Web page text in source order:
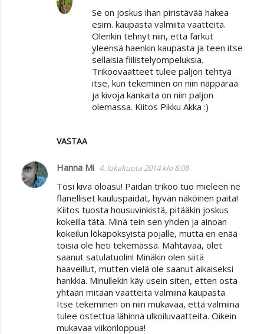
VASTAA
Se on joskus ihan piristävää hakea
esim. kaupasta valmiita vaatteita.
Olenkin tehnyt niin, että farkut
yleensä haenkin kaupasta ja teen itse
sellaisia fiilistelyompeluksia.
Trikoovaatteet tulee paljon tehtyä
itse, kun tekeminen on niin näppärää
ja kivoja kankaita on niin paljon
olemassa. Kiitos Pikku Akka :)
Hanna Mi 4. lokakuuta 2014 klo 8.08
Tosi kiva oloasu! Paidan trikoo tuo mieleen ne
flanelliset kauluspaidat, hyvän näköinen paita!
Kiitos tuosta housuvinkistä, pitääkin joskus
kokeilla tätä. Minä tein sen yhden ja ainoan
kokeilun lökäpöksyistä pojalle, mutta en enää
toisia ole heti tekemässä. Mahtavaa, olet
saanut satulatuolin! Minäkin olen siitä
haaveillut, mutten vielä ole saanut aikaiseksi
hankkia. Minullekin käy usein siten, etten osta
yhtään mitään vaatteita valmiina kaupasta.
Itse tekeminen on niin mukavaa, että valmiina
tulee ostettua lähinnä ulkoiluvaatteita. Oikein
mukavaa viikonloppua!